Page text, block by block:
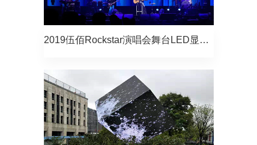
2019伍佰Rockstar演唱会舞台LED显示屏项目